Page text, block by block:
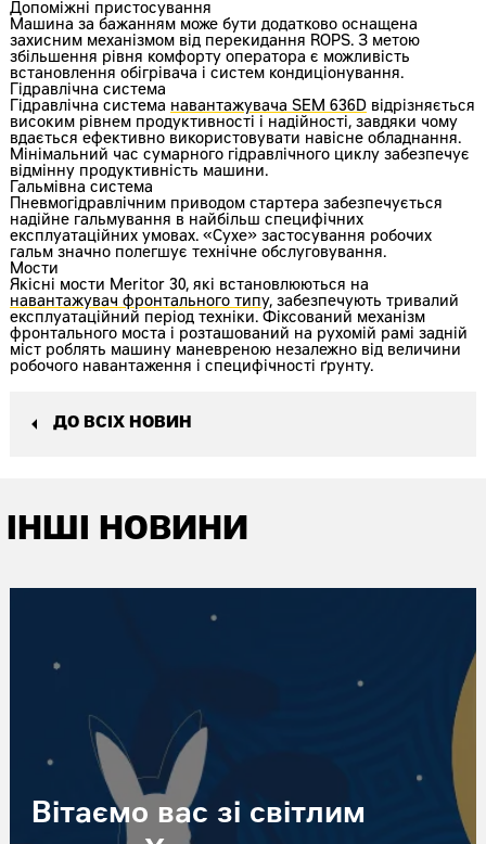
Допоміжні пристосування
Машина за бажанням може бути додатково оснащена
захисним механізмом від перекидання ROPS. З метою
збільшення рівня комфорту оператора є можливість
встановлення обігрівача і систем кондиціонування.
Гідравлічна система
Гідравлічна система навантажувача SEM 636D відрізняється
високим рівнем продуктивності і надійності, завдяки чому
вдається ефективно використовувати навісне обладнання.
Мінімальний час сумарного гідравлічного циклу забезпечує
відмінну продуктивність машини.
Гальмівна система
Пневмогідравлічним приводом стартера забезпечується
надійне гальмування в найбільш специфічних
експлуатаційних умовах. «Сухе» застосування робочих
гальм значно полегшує технічне обслуговування.
Мости
Якісні мости Meritor 30, які встановлюються на
навантажувач фронтального типу, забезпечують тривалий
експлуатаційний період техніки. Фіксований механізм
фронтального моста і розташований на рухомій рамі задній
міст роблять машину маневреною незалежно від величини
робочого навантаження і специфічності ґрунту.
ДО ВСІХ НОВИН
ІНШІ НОВИНИ
Вітаємо вас зі світлим